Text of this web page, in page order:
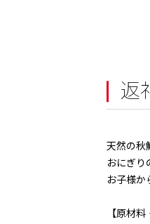
返
天然の秋
おにぎり
お子様か
【原材料